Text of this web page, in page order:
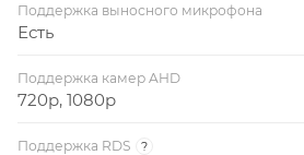
Поддержка выносного микрофона
Есть
Поддержка камер AHD
720p, 1080p
Поддержка RDS ?